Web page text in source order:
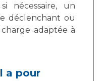
nécessaire, un
déclenchant ou
adaptée à
a pour